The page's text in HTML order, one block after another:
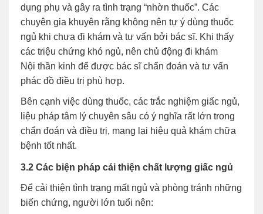
dụng phụ và gây ra tình trạng “nhờn thuốc”. Các
chuyên gia khuyên rằng không nên tự ý dùng thuốc
ngủ khi chưa đi khám và tư vấn bởi bác sĩ. Khi thấy
các triệu chứng khó ngủ, nên chủ động đi khám
Nội thần kinh để được bác sĩ chẩn đoán và tư vấn
phác đồ điều trị phù hợp.
Bên cạnh việc dùng thuốc, các trắc nghiệm giấc ngủ,
liệu pháp tâm lý chuyên sâu có ý nghĩa rất lớn trong
chẩn đoán và điều trị, mang lại hiệu quả khám chữa
bệnh tốt nhất.
3.2 Các biện pháp cải thiện chất lượng giấc ngủ
Để cải thiện tình trạng mất ngủ và phòng tránh những
biến chứng, người lớn tuổi nên: